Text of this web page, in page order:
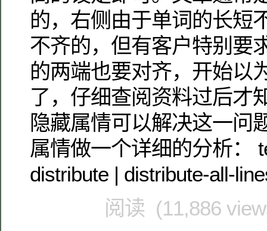
的，右侧由于单词的长短
不齐的，但有客户特别要
的两端也要对齐，开始以
了，仔细查阅资料过后才
隐藏属情可以解决这一问
属情做一个详细的分析：
distribute | distribute-all-
阅读 (11,886